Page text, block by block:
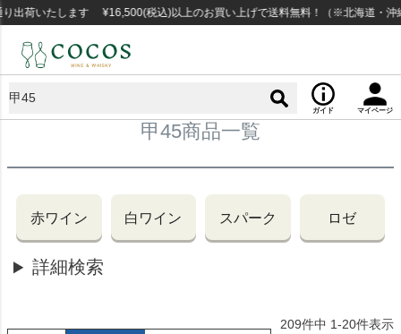
いたします ¥16,500(税込)以上のお買い上げで送料無料！（※北海道・沖縄な
ガイド マイページ
甲45商品一覧
赤ワイン 白ワイン スパーク ロゼ
詳細検索
209件中 1-20件表示